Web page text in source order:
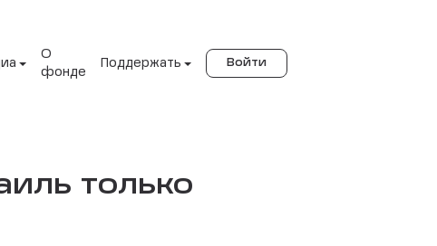
О
фонде
Поддержать Войти
только